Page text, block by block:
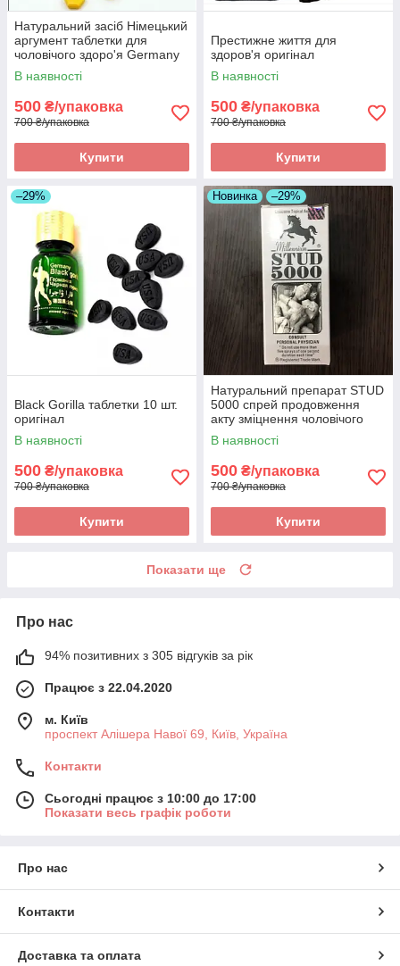
Натуральний засіб Німецький
аргумент таблетки для
чоловічого здоро'я Germany
must state оригінал
В наявності
500 ₴/упаковка
700 ₴/упаковка
Купити
Престижне життя для
здоров'я оригінал
В наявності
500 ₴/упаковка
700 ₴/упаковка
Купити
–29%
Black Gorilla таблетки 10 шт.
оригінал
В наявності
500 ₴/упаковка
700 ₴/упаковка
Купити
Новинка –29%
Натуральний препарат STUD
5000 спрей продовження
акту зміцнення чоловічого
здоров'я 2 оригінал
В наявності
500 ₴/упаковка
700 ₴/упаковка
Купити
Показати ще
Про нас
94% позитивних з 305 відгуків за рік
Працює з 22.04.2020
м. Київ
проспект Алішера Навої 69, Київ, Україна
Контакти
Сьогодні працює з 10:00 до 17:00
Показати весь графік роботи
Про нас
Контакти
Доставка та оплата